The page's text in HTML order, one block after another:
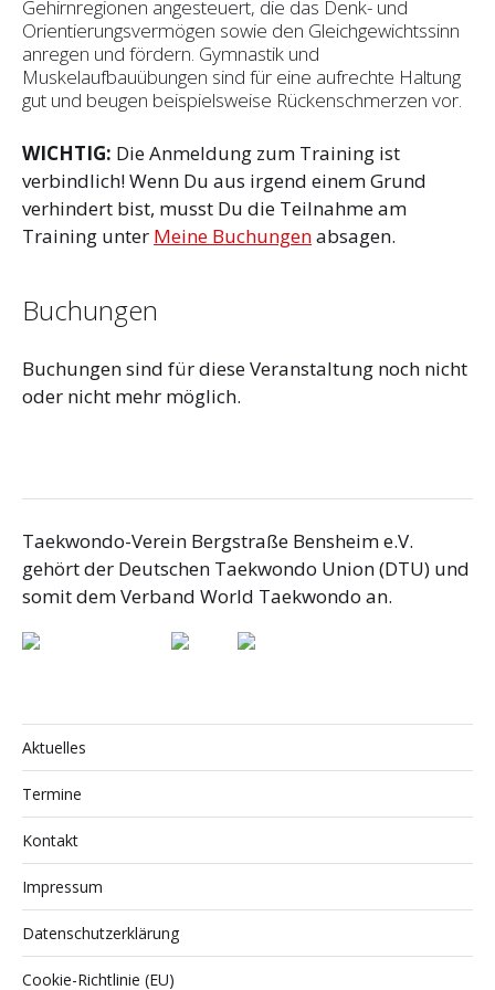
Gehirnregionen angesteuert, die das Denk- und
Orientierungsvermögen sowie den Gleichgewichtssinn
anregen und fördern. Gymnastik und
Muskelaufbauübungen sind für eine aufrechte Haltung
gut und beugen beispielsweise Rückenschmerzen vor.
WICHTIG: Die Anmeldung zum Training ist
verbindlich! Wenn Du aus irgend einem Grund
verhindert bist, musst Du die Teilnahme am
Training unter Meine Buchungenabsagen.
Buchungen
Buchungen sind für diese Veranstaltung noch nicht
oder nicht mehr möglich.
Taekwondo-Verein Bergstraße Bensheim e.V.
gehört der Deutschen Taekwondo Union (DTU) und
somit dem Verband World Taekwondo an.
Aktuelles
Termine
Kontakt
Impressum
Datenschutzerklärung
Cookie-Richtlinie (EU)